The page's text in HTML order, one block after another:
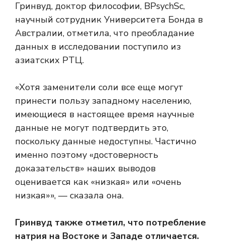
Гринвуд, доктор философии, BPsychSc,
научный сотрудник Университета Бонда в
Австралии, отметила, что преобладание
данных в исследовании поступило из
азиатских РТЦ.
«Хотя заменители соли все еще могут
принести пользу западному населению,
имеющиеся в настоящее время научные
данные не могут подтвердить это,
поскольку данные недоступны. Частично
именно поэтому «достоверность
доказательств» наших выводов
оценивается как «низкая» или «очень
низкая»», — сказала она.
Гринвуд также отметил, что потребление
натрия на Востоке и Западе отличается.